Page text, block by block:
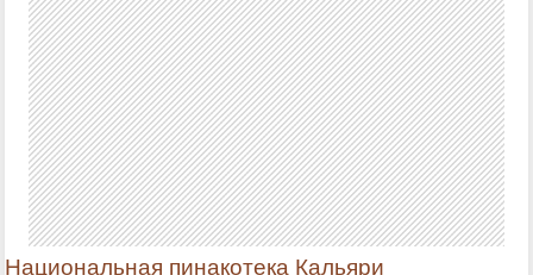
Национальная пинакотека Кальяри